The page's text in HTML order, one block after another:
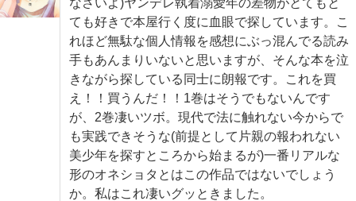
なさいよ)ヤンデレ執着溺愛年の差物がとてもと
ても好きで本屋行く度に血眼で探しています。こ
れほど無駄な個人情報を感想にぶっ混んでる読み
手もあんまりいないと思いますが、そんな本を泣
きながら探している同士に朗報です。これを買
え！！買うんだ！！1巻はそうでもないんです
が、2巻凄いツボ。現代で法に触れない今からで
も実践できそうな(前提として片親の報われない
美少年を探すところから始まるが)一番リアルな
形のオネショタとはこの作品ではないでしょう
か。私はこれ凄いグッときました。